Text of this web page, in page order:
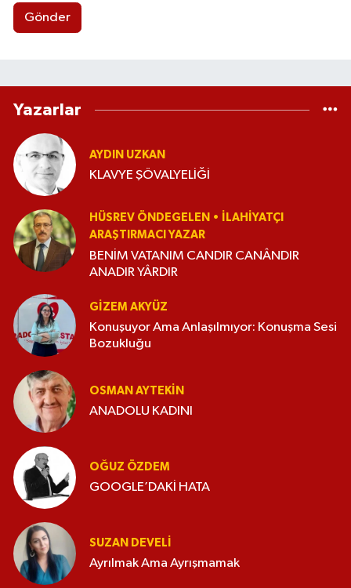
Gönder
Yazarlar
AYDIN UZKAN
KLAVYE ŞÖVALYELİĞİ
HÜSREV ÖNDEGELEN • İLAHIYATÇI
ARAŞTIRMACI YAZAR
BENİM VATANIM CANDIR CANÂNDIR
ANADIR YÂRDIR
GIZEM AKYÜZ
Konuşuyor Ama Anlaşılmıyor: Konuşma Sesi
Bozukluğu
OSMAN AYTEKIN
ANADOLU KADINI
OĞUZ ÖZDEM
GOOGLE’DAKİ HATA
SUZAN DEVELI
Ayrılmak Ama Ayrışmamak